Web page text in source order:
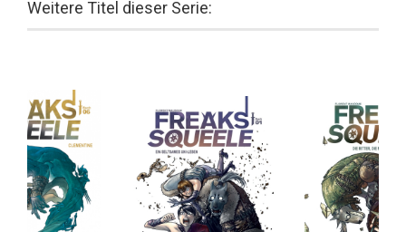
Weitere Titel dieser Serie: